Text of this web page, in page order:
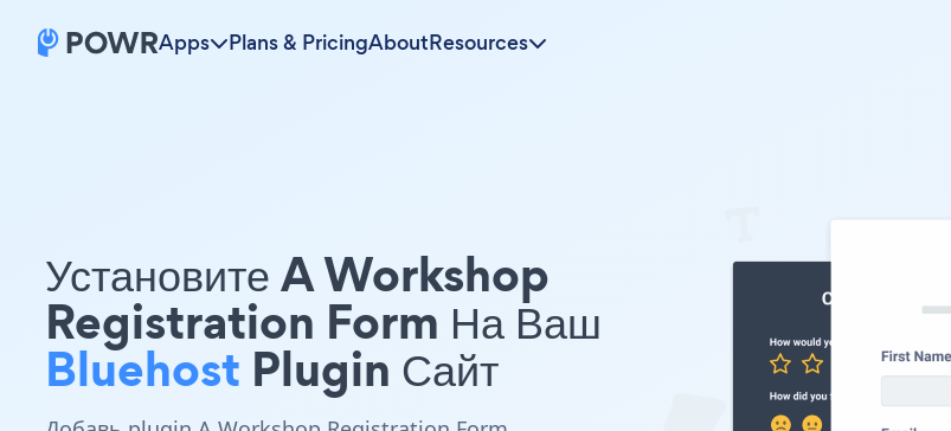
Apps Plans & PricingAboutResources
Установите A Workshop
Registration Form На Ваш
Bluehost Plugin Сайт